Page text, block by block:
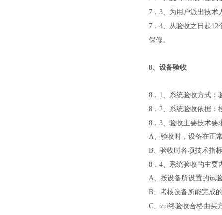
7． 3、为用户派出技术
7． 4、从验收之日起12
保修。
8、设备验收
8． 1、系统验收方式：
8． 2、系统验收依据：
8． 3、验收主要技术要
A、 验收时，设备在正
B、 验收时各项技术指
8． 4、系统验收的主要
A、 按设备所设置的试
B、 考核设备所能完成
C、 zui终验收合格由买